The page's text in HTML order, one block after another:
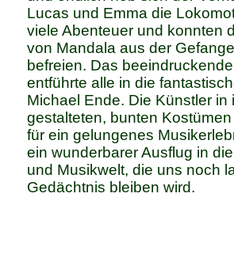
Lucas und Emma die
viele Abenteuer und konnten
von Mandala aus der
befreien. Das
entführte alle in die
Michael Ende. Die Künstler in
gestalteten, bunten
für ein gelungenes
ein wunderbarer Ausflug in
und Musikwelt, die uns noch
Gedächtnis bleiben wird.